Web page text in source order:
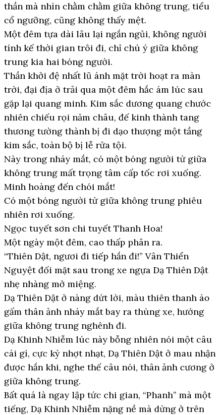
thần mà nhìn chằm chằm giữa không trung, tiểu
cổ ngưỡng, cũng không thấy mệt.
Một đêm tựa dài lâu lại ngắn ngủi, không người
tính kế thời gian trôi đi, chỉ chú ý giữa không
trung kia hai bóng người.
Thần khởi đệ nhất lũ ánh mặt trời hoạt ra màn
trời, đại địa ở trải qua một đêm hắc ám lúc sau
gặp lại quang minh. Kim sắc dương quang chước
nhiên chiếu rọi năm châu, đế kinh thành tang
thương tường thành bị đi dạo thượng một tầng
kim sắc, toàn bộ bị lễ rửa tội.
Này trong nháy mắt, có một bóng người từ giữa
không trung mất trọng tâm cấp tốc rơi xuống.
Minh hoàng đến chói mắt!
Có một bóng người từ giữa không trung phiêu
nhiên rơi xuống.
Ngọc tuyết sơn chi tuyết Thanh Hoa!
Một ngày một đêm, cao thấp phân ra.
“Thiên Dật, ngươi đi tiếp hắn đi!” Vân Thiển
Nguyệt đối mặt sau trong xe ngựa Dạ Thiên Dật
nhẹ nhàng mở miệng.
Dạ Thiên Dật ở nàng dứt lời, màu thiên thanh áo
gấm thân ảnh nháy mắt bay ra thùng xe, hướng
giữa không trung nghênh đi.
Dạ Khinh Nhiễm lúc này bỗng nhiên nói một câu
cái gì, cực kỳ nhợt nhạt, Dạ Thiên Dật ở mau nhận
được hắn khi, nghe thế câu nói, thân ảnh cương ở
giữa không trung.
Bất quá là ngay lập tức chi gian, “Phanh” mà một
tiếng, Dạ Khinh Nhiễm nặng nề mà dừng ở trên